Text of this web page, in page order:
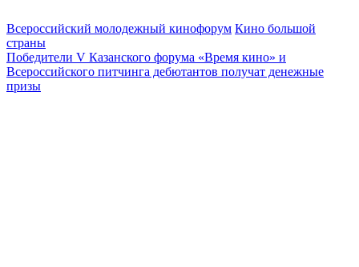
Всероссийский молодежный кинофорум Кино большой
страны
Победители V Казанского форума «Время кино» и
Всероссийского питчинга дебютантов получат денежные
призы